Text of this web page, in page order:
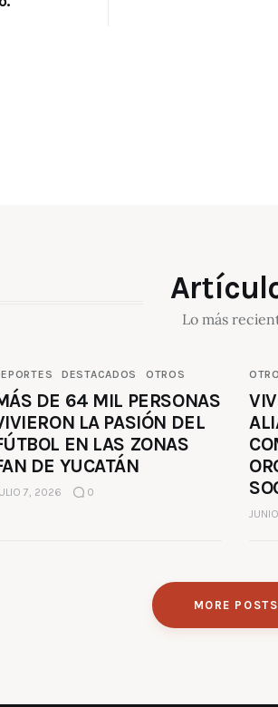
Lo más
DESTACADOS OTROS
DE 64 MIL PERSONAS
LA PASIÓN DEL
EN LAS ZONAS
DE YUCATÁN
7, 2026 0
MORE POSTS